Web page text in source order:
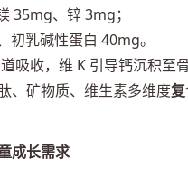
35mg、锌 3mg；
乳碱性蛋白 40mg。
吸收，维 K 引导钙沉积
、矿物质、维生素多维度
成长需求